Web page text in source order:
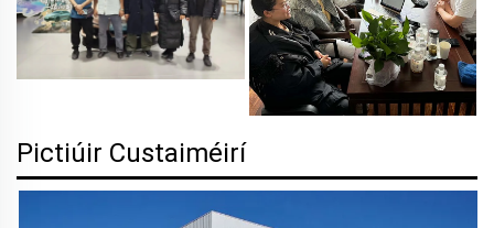
Pictiúir Custaiméirí